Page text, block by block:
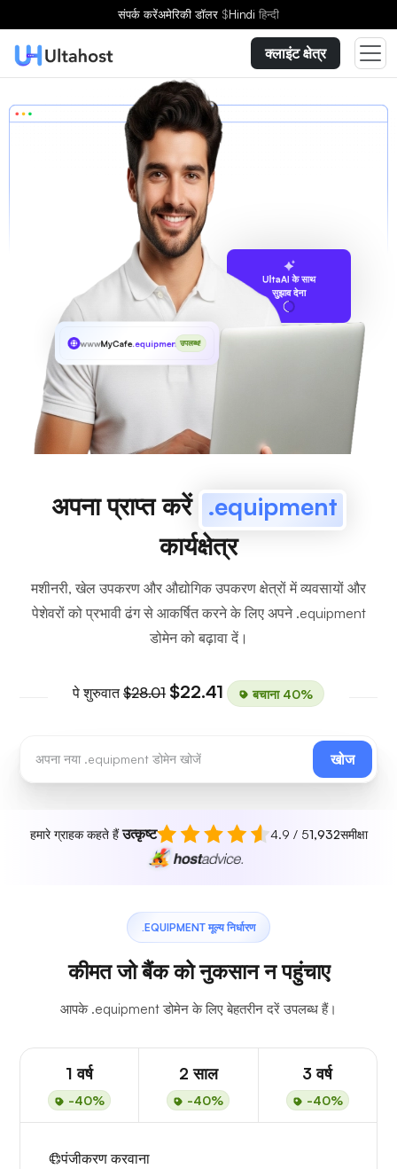
संपर्क करेंअमेरिकी डॉलर $Hindi हिन्दी
क्लाइंट क्षेत्र
UltaAI के साथ
सुझाव देना
wwwMyCafe.equipmentउपलब्ध!
अपना प्राप्त करें .equipment
कार्यक्षेत्र
मशीनरी, खेल उपकरण और औद्योगिक उपकरण क्षेत्रों में व्यवसायों और
पेशेवरों को प्रभावी ढंग से आकर्षित करने के लिए अपने .equipment
डोमेन को बढ़ावा दें।
पे शुरुवात$28.01 $22.41 बचाना 40%
खोज
हमारे ग्राहक कहते हैंउत्कृष्ट 4.9 / 51,932समीक्षा
.EQUIPMENT मूल्य निर्धारण
कीमत जो बैंक को नुकसान न पहुंचाए
आपके .equipment डोमेन के लिए बेहतरीन दरें उपलब्ध हैं।
1 वर्ष
-40%
2 साल
-40%
3 वर्ष
-40%
पंजीकरण करवाना